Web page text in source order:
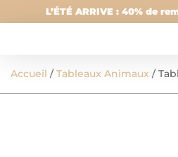
L’ÉTÉ ARRIVE : 40% de
Accueil /Tableaux Animaux /